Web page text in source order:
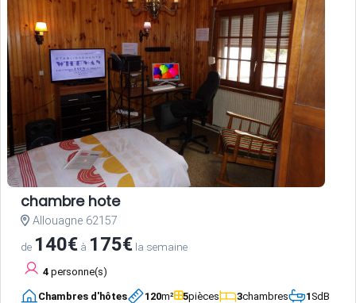
chambre hote
Allouagne 62157
de 140€ à 175€ la semaine
4 personne(s)
Chambres d'hôtes 120m² 5pièces 3chambres 1SdB